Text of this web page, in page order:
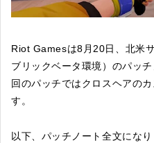
Riot Gamesは8月20日、北米
ブリックベータ環境）のパッ
回のパッチではクロスヘアの
す。
以下、パッチノート全文にな